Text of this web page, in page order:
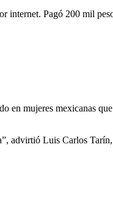
Pagó 200 mil
mujeres mexicanas
advirtió Luis Carlos